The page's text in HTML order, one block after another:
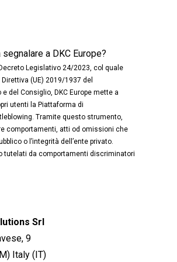
a DKC Europe?
Legislativo 24/2023, col quale
Direttiva (UE) 2019/1937 del
e del Consiglio, DKC Europe mette a
utenti la Piattaforma di
Tramite questo strumento,
comportamenti, atti od omissioni che
o l’integrità dell’ente privato.
tutelati da comportamenti discriminatori
Srl
9
Italy (IT)